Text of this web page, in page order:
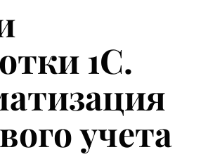
1С.
учета